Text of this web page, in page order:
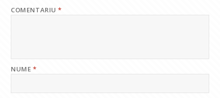
COMENTARIU*
NUME*